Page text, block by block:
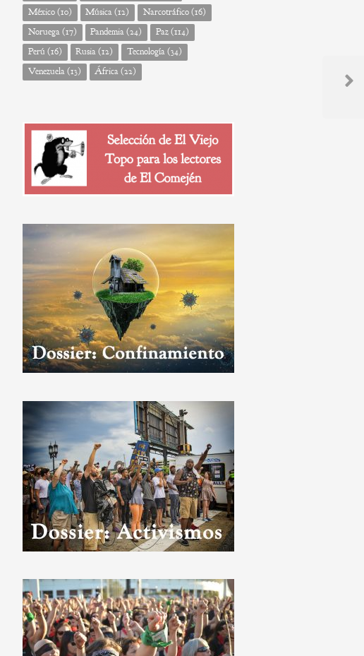
México(10) Música(12) Narcotráfico(16)
Noruega(17) Pandemia(24) Paz(114)
Perú (16) Rusia(12) Tecnología(34)
Venezuela(13) África(22)